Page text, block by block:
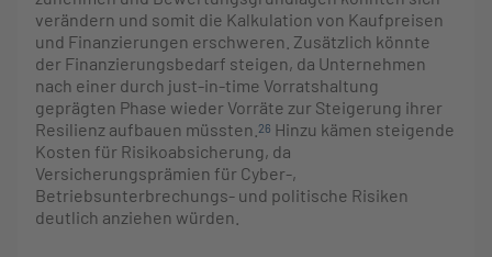
verändern und somit die Kalkulation von Kaufpreisen
und Finanzierungen erschweren. Zusätzlich könnte
der Finanzierungsbedarf steigen, da Unternehmen
nach einer durch just-in-time Vorratshaltung
geprägten Phase wieder Vorräte zur Steigerung ihrer
Resilienz aufbauen müssten. 26 Hinzu kämen steigende
Kosten für Risikoabsicherung, da
Versicherungsprämien für Cyber-,
Betriebsunterbrechungs- und politische Risiken
deutlich anziehen würden.